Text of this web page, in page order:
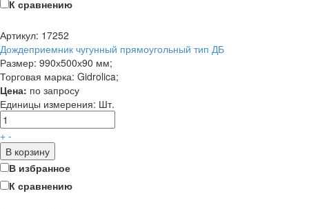
К сравнению
Артикул: 17252
Дождеприемник чугунный прямоугольный тип ДБ
Размер: 990х500х90 мм;
Торговая марка: Gidrolica;
Цена: по запросу
Единицы измерения: Шт.
+ -
В корзину
В избранное
К сравнению